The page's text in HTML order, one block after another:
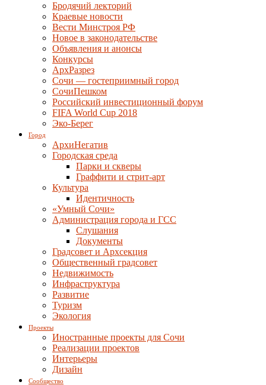
Бродячий лекторий
Краевые новости
Вести Минстроя РФ
Новое в законодательстве
Объявления и анонсы
Конкурсы
АрхРазрез
Сочи — гостеприимный город
СочиПешком
Российский инвестиционный форум
FIFA World Cup 2018
Эко-Берег
Город
АрхиНегатив
Городская среда
Парки и скверы
Граффити и стрит-арт
Культура
Идентичность
«Умный Сочи»
Администрация города и ГСС
Слушания
Документы
Градсовет и Архсекция
Общественный градсовет
Недвижимость
Инфраструктура
Развитие
Туризм
Экология
Проекты
Иностранные проекты для Сочи
Реализации проектов
Интерьеры
Дизайн
Сообщество